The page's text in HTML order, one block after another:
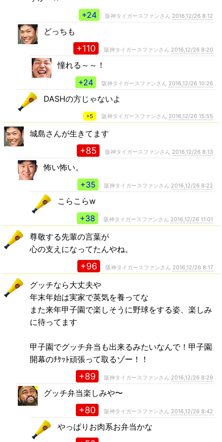
+24
阪神タイガースファンさん 2016,12/26 8:12
どっちも
+110 阪神タイガースファンさん 2016,12/26 8:20
憧れる～～！
+24
阪神タイガースファンさん 2016,12/26 10:26
DASHの方じゃないよ
+5 阪神タイガースファンさん 2016,12/26 15:55
城島さんが生きてます
+85 阪神タイガースファンさん 2016,12/26 8:13
怖い怖い。
+35
阪神タイガースファンさん 2016,12/26 8:22
こらこらw
+38
阪神タイガースファンさん 2016,12/26 11:01
尊敬する先輩の言葉が
心の支えになってたんやね。
+96 阪神タイガースファンさん 2016,12/26 8:17
グッチなら大丈夫や
年末年始は実家で英気を養ってな
また来年甲子園で楽しそうに野球をする姿、楽しみ
に待ってます
甲子園でグッチ弁当も出来るみたいなんで！甲子園
開幕のﾁｹｯﾄ頑張って取るゾー！！
+89 阪神タイガースファンさん 2016,12/26 8:29
グッチ弁当楽しみや〜
+80 阪神タイガースファンさん 2016,12/26 8:42
やっぱりお肉系お弁当かな